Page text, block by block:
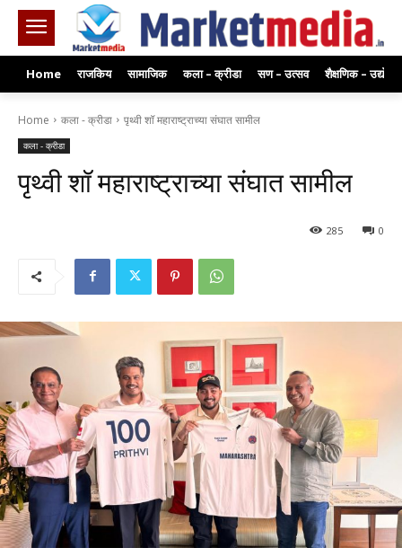
Home राजकिय सामाजिक कला – क्रीडा सण – उत्सव शैक्षणिक – उद्योग
Home कला - क्रीडा पृथ्वी शॉ महाराष्ट्राच्या संघात सामील
कला - क्रीडा
पृथ्वी शॉ महाराष्ट्राच्या संघात सामील
0
285